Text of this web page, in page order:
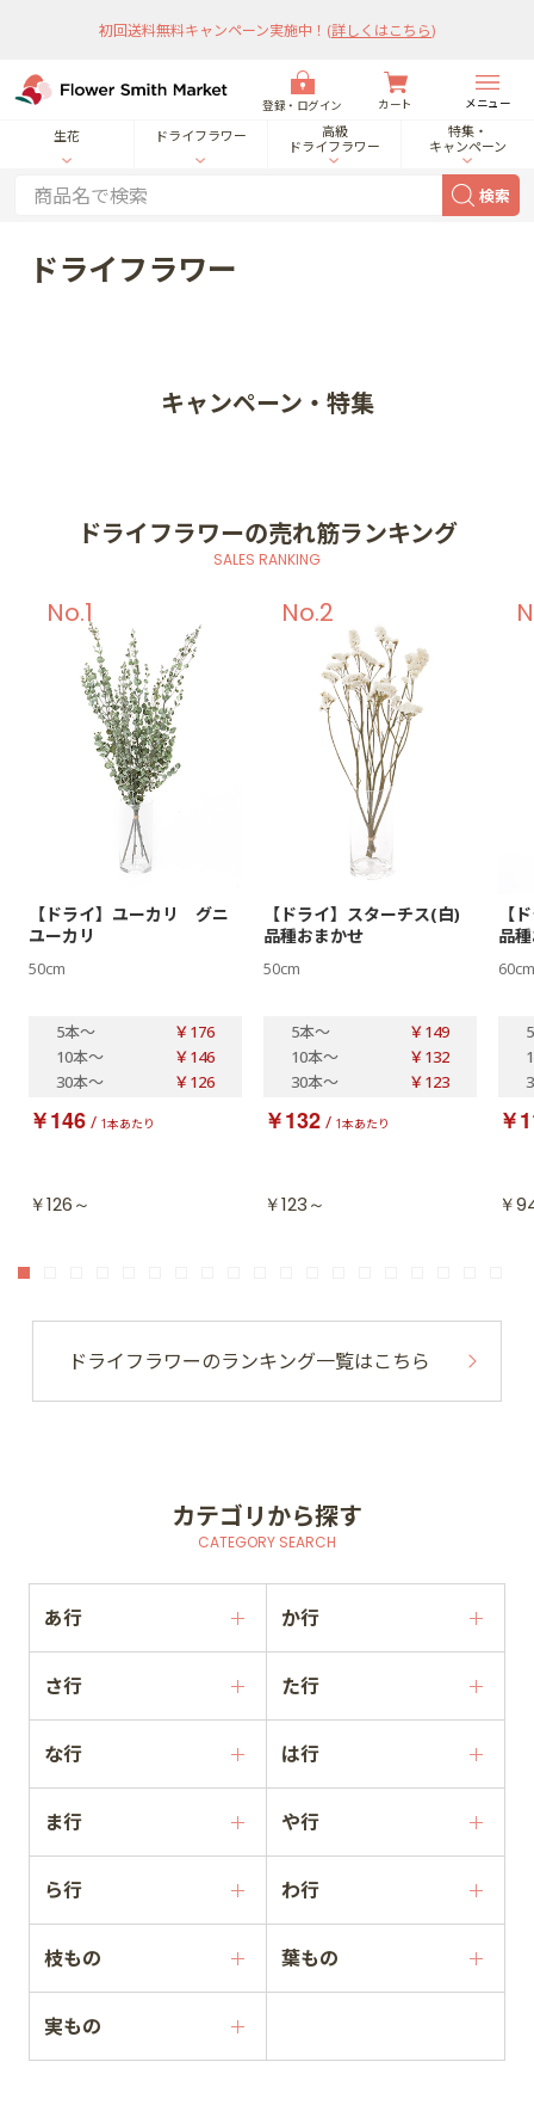
初回送料無料キャンペーン実施中！ (詳しくはこちら)
登録・ログイン カート メニュー
生花 ドライフラワー
高級
ドライフラワー
特集・
キャンペーン
検索
ドライフラワー
キャンペーン・特集
ドライフラワーの売れ筋ランキング
SALES RANKING
1
【ドライ】ユーカリ グニ
ユーカリ
50cm
5本～
￥176
10本～
￥146
30本～ ￥126
￥146 / 1本あたり
￥126～
2
【ドライ】スターチス(白)
品種おまかせ
50cm
5本～
￥149
10本～
￥132
30本～ ￥123
￥132 / 1本あたり
￥123～
【
品
￥
￥
ドライフラワーのランキング一覧はこちら
カテゴリから探す
CATEGORY SEARCH
あ行 か行
さ行 た行
な行 は行
ま行 や行
ら行 わ行
枝もの 葉もの
実もの